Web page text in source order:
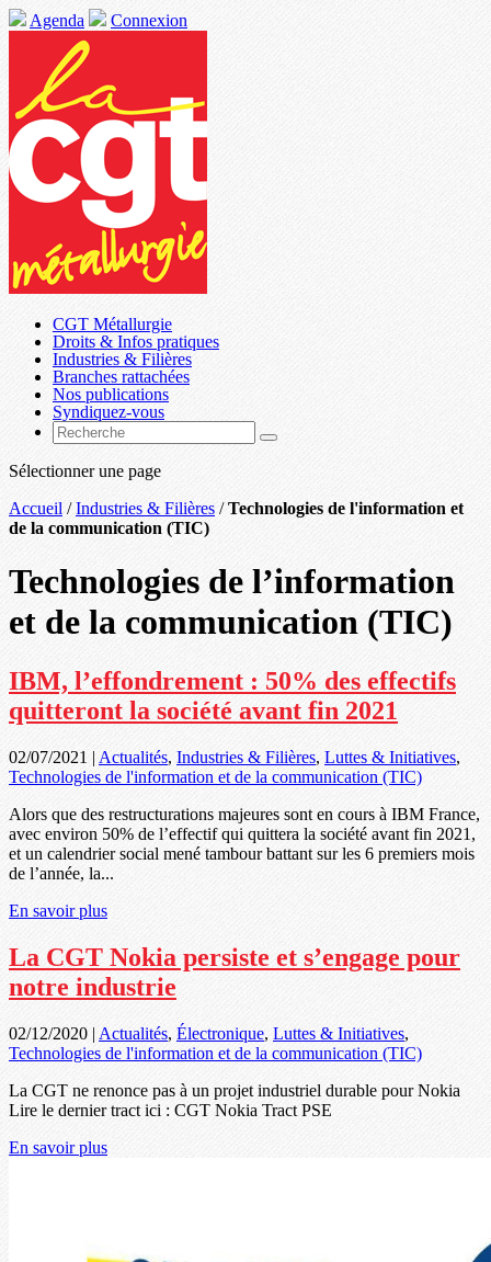
Agenda Connexion
CGT Métallurgie
Droits & Infos pratiques
Industries & Filières
Branches rattachées
Nos publications
Syndiquez-vous
Sélectionner une page
Accueil /Industries & Filières /Technologies de l'information et
de la communication (TIC)
Technologies de l’information
et de la communication (TIC)
IBM, l’effondrement : 50% des effectifs
quitteront la société avant fin 2021
02/07/2021 | Actualités, Industries & Filières, Luttes & Initiatives,
Technologies de l'information et de la communication (TIC)
Alors que des restructurations majeures sont en cours à IBM France,
avec environ 50% de l’effectif qui quittera la société avant fin 2021,
et un calendrier social mené tambour battant sur les 6 premiers mois
de l’année, la...
En savoir plus
La CGT Nokia persiste et s’engage pour
notre industrie
02/12/2020 | Actualités, Électronique, Luttes & Initiatives,
Technologies de l'information et de la communication (TIC)
La CGT ne renonce pas à un projet industriel durable pour Nokia
Lire le dernier tract ici : CGT Nokia Tract PSE
En savoir plus